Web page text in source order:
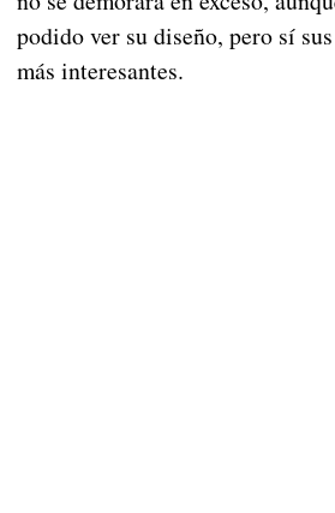
podido ver su diseño, pero sí
más interesantes.